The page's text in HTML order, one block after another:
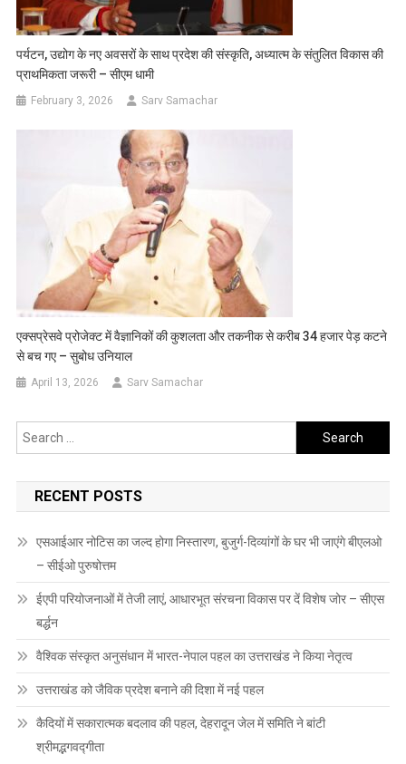
पर्यटन, उद्योग के नए अवसरों के साथ प्रदेश की संस्कृति, अध्यात्म के संतुलित विकास की
प्राथमिकता जरूरी – सीएम धामी
February 3, 2026 Sarv Samachar
एक्सप्रेसवे प्रोजेक्ट में वैज्ञानिकों की कुशलता और तकनीक से करीब 34 हजार पेड़ कटने
से बच गए – सुबोध उनियाल
April 13, 2026 Sarv Samachar
Search
for:
RECENT POSTS
एसआईआर नोटिस का जल्द होगा निस्तारण, बुजुर्ग-दिव्यांगों के घर भी जाएंगे बीएलओ
– सीईओ पुरुषोत्तम
ईएपी परियोजनाओं में तेजी लाएं, आधारभूत संरचना विकास पर दें विशेष जोर – सीएस
बर्द्धन
वैश्विक संस्कृत अनुसंधान में भारत-नेपाल पहल का उत्तराखंड ने किया नेतृत्व
उत्तराखंड को जैविक प्रदेश बनाने की दिशा में नई पहल
कैदियों में सकारात्मक बदलाव की पहल, देहरादून जेल में समिति ने बांटी
श्रीमद्भगवद्गीता